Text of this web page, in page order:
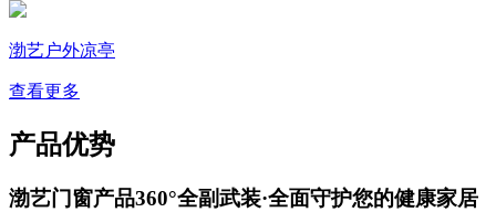
渤艺户外凉亭
查看更多
产品优势
渤艺门窗产品360°全副武装·全面守护您的健康家居